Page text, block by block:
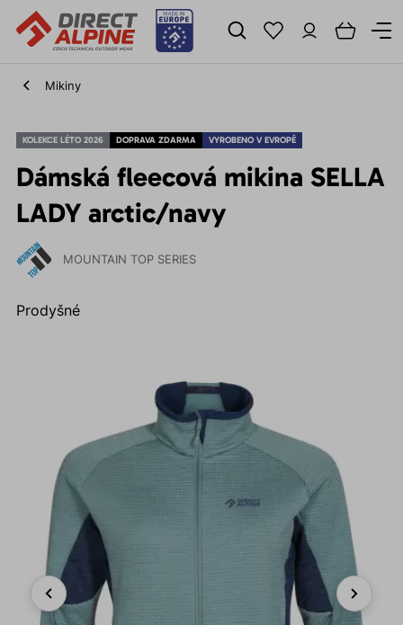
Mikiny
KOLEKCE LÉTO 2026 DOPRAVA ZDARMA VYROBENO V EVROPĚ
Dámská fleecová mikina SELLA
LADY arctic/navy
MOUNTAIN TOP SERIES
Prodyšné
Previous Next